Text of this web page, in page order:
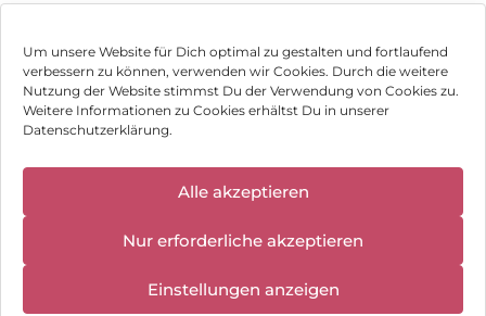
Um unsere Website für Dich optimal zu gestalten und fortlaufend
verbessern zu können, verwenden wir Cookies. Durch die weitere
Nutzung der Website stimmst Du der Verwendung von Cookies zu.
Weitere Informationen zu Cookies erhältst Du in unserer
Datenschutzerklärung.
Alle akzeptieren
Nur erforderliche akzeptieren
Einstellungen anzeigen
50-W-Schnellladefunktion:
Ladung für den ganzen Tag in weniger als 30 Minuten.
Mit Nothing OS läuft das Leben Leichter:
Eine entspannte, personalisierte und bewusste
Nutzererfahrung mit smarten Tools, die dich fokussiert
halten. Basierend auf Android 16 mit 3 Jahren OS-Updates
Impressum
Hinweis zur Batterieentsorgung
Newsletter
geschlossen:
10.08.2026 -
18.08.2026
Können wir Dir behilflich sein?